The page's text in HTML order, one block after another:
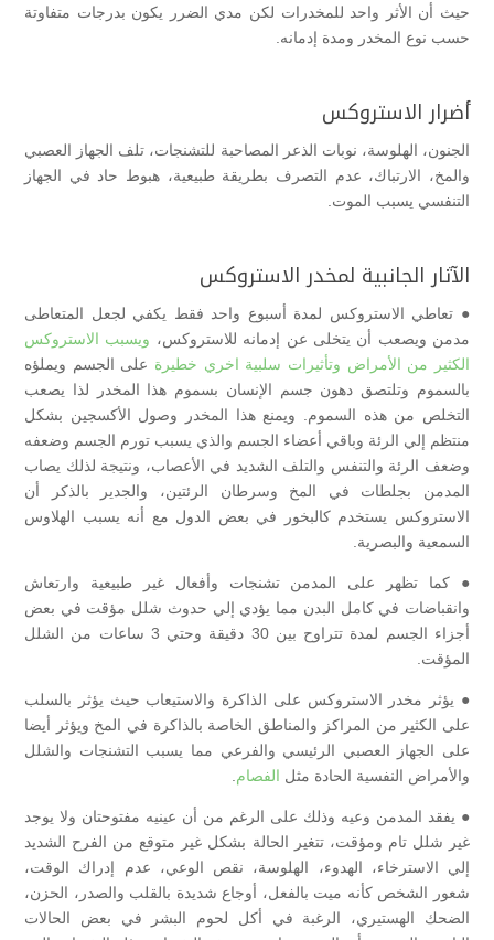
حيث أن الأثر واحد للمخدرات لكن مدي الضرر يكون بدرجات متفاوتة
حسب نوع المخدر ومدة إدمانه.
أضرار الاستروكس
الجنون، الهلوسة، نوبات الذعر المصاحبة للتشنجات، تلف الجهاز العصبي
والمخ، الارتباك، عدم التصرف بطريقة طبيعية، هبوط حاد في الجهاز
التنفسي يسبب الموت.
الآثار الجانبية لمخدر الاستروكس
● تعاطي الاستروكس لمدة أسبوع واحد فقط يكفي لجعل المتعاطى
مدمن ويصعب أن يتخلى عن إدمانه للاستروكس، ويسبب الاستروكس
الكثير من الأمراض وتأثيرات سلبية اخري خطيرة على الجسم ويملؤه
بالسموم وتلتصق دهون جسم الإنسان بسموم هذا المخدر لذا يصعب
التخلص من هذه السموم. ويمنع هذا المخدر وصول الأكسجين بشكل
منتظم إلي الرئة وباقي أعضاء الجسم والذي يسبب تورم الجسم وضعفه
وضعف الرئة والتنفس والتلف الشديد في الأعصاب، ونتيجة لذلك يصاب
المدمن بجلطات في المخ وسرطان الرئتين، والجدير بالذكر أن
الاستروكس يستخدم كالبخور في بعض الدول مع أنه يسبب الهلاوس
السمعية والبصرية.
● كما تظهر على المدمن تشنجات وأفعال غير طبيعية وارتعاش
وانقباضات في كامل البدن مما يؤدي إلي حدوث شلل مؤقت في بعض
أجزاء الجسم لمدة تتراوح بين 30 دقيقة وحتي 3 ساعات من الشلل
المؤقت.
● يؤثر مخدر الاستروكس على الذاكرة والاستيعاب حيث يؤثر بالسلب
على الكثير من المراكز والمناطق الخاصة بالذاكرة في المخ ويؤثر أيضا
على الجهاز العصبي الرئيسي والفرعي مما يسبب التشنجات والشلل
والأمراض النفسية الحادة مثل الفصام.
● يفقد المدمن وعيه وذلك على الرغم من أن عينيه مفتوحتان ولا يوجد
غير شلل تام ومؤقت، تتغير الحالة بشكل غير متوقع من الفرح الشديد
إلي الاسترخاء، الهدوء، الهلوسة، نقص الوعي، عدم إدراك الوقت،
شعور الشخص كأنه ميت بالفعل، أوجاع شديدة بالقلب والصدر، الحزن،
الضحك الهستيري، الرغبة في أكل لحوم البشر في بعض الحالات